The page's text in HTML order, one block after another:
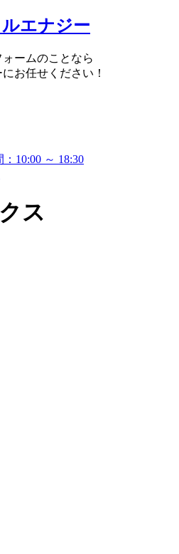
ームのことなら
お任せください！
10:00 ～ 18:30
ス